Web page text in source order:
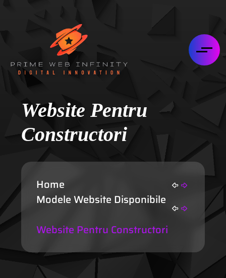
Website Pentru
Constructori
Home
Modele Website Disponibile
Website Pentru Constructori